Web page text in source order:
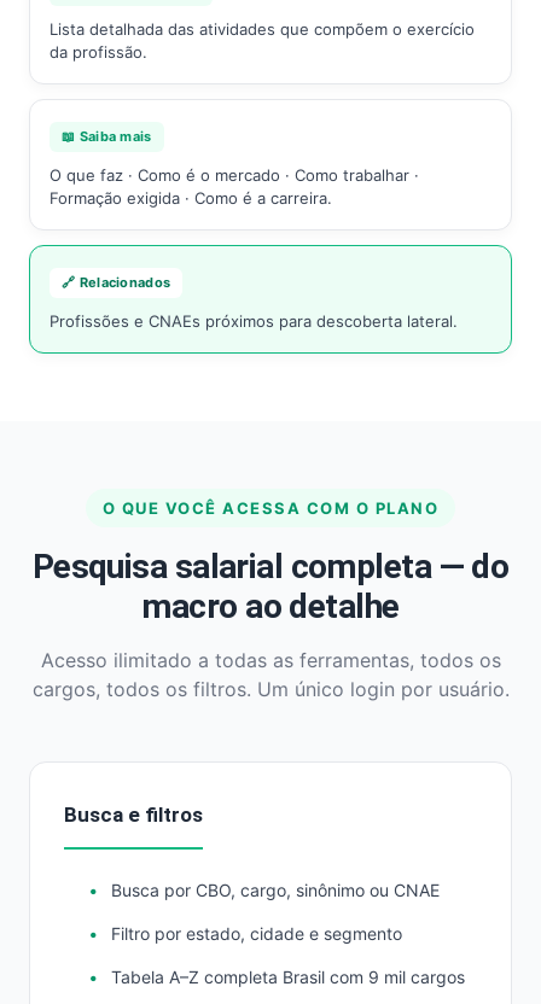
Lista detalhada das atividades que compõem o exercício
da profissão.
📖 Saiba mais
O que faz · Como é o mercado · Como trabalhar ·
Formação exigida · Como é a carreira.
🔗 Relacionados
Profissões e CNAEs próximos para descoberta lateral.
O QUE VOCÊ ACESSA COM O PLANO
Pesquisa salarial completa — do
macro ao detalhe
Acesso ilimitado a todas as ferramentas, todos os
cargos, todos os filtros. Um único login por usuário.
Busca e filtros
Busca por CBO, cargo, sinônimo ou CNAE
Filtro por estado, cidade e segmento
Tabela A–Z completa Brasil com 9 mil cargos